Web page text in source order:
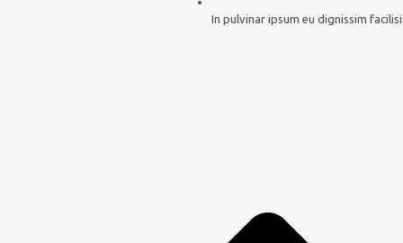
In pulvinar ipsum eu dignissim